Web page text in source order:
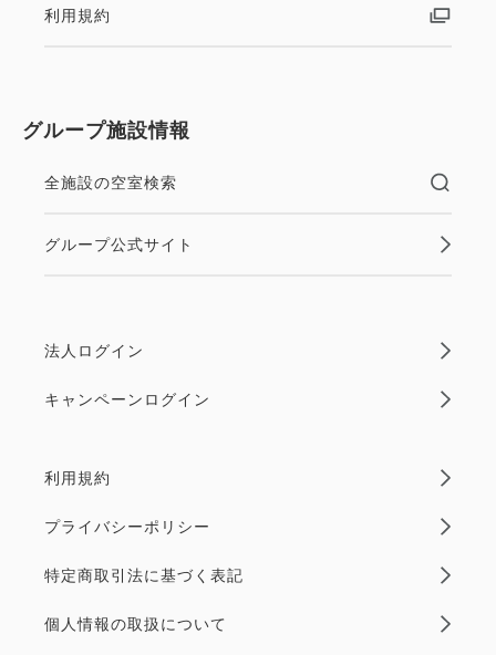
利用規約
グループ施設情報
全施設の空室検索
グループ公式サイト
法人ログイン
キャンペーンログイン
利用規約
プライバシーポリシー
特定商取引法に基づく表記
個人情報の取扱について